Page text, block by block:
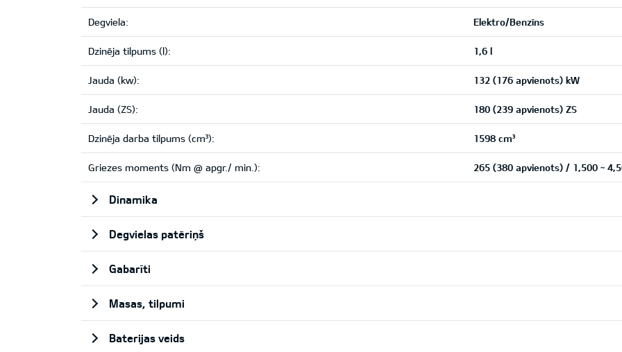
Degviela: Elektro/Benzīns
Dzinēja tilpums (l): 1,6 l
Jauda (kw): 132 (176 apvienots) kW
Jauda (ZS): 180 (239 apvienots) ZS
Dzinēja darba tilpums (cm³): 1598 cm³
Griezes moments (Nm @ apgr./ min.): 265 (380 apvienots) / 1,500 ~
Dinamika
Degvielas patēriņš
Gabarīti
Masas, tilpumi
Baterijas veids